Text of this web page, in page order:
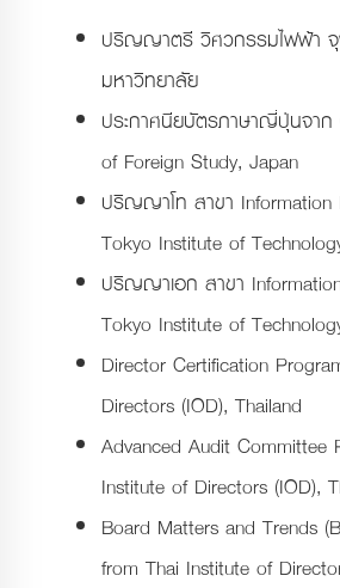
ปริญญาตรี วิศวกรรมไฟฟ้า
มหาวิทยาลัย
ประกาศนียบัตรภาษาญี่ปุ่นจาก
of Foreign Study, Japan
ปริญญาโท สาขา Information
Tokyo Institute of
ปริญญาเอก สาขา
Tokyo Institute of
Director Certification
Directors (IOD), Thailand
Advanced Audit Committee
Institute of Directors (IOD),
Board Matters and Trends
from Thai Institute of